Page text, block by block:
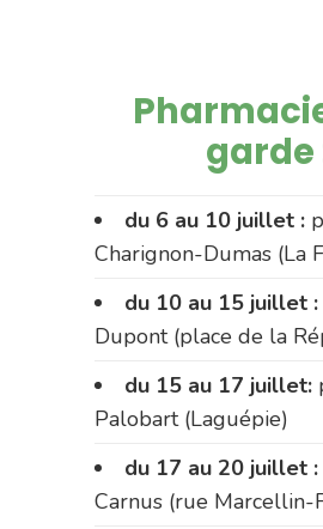
garde
du 6 au 10 juillet :
Charignon-Dumas (La
du 10 au 15 juillet :
Dupont (place de la
du 15 au 17 juillet:
Palobart (Laguépie)
du 17 au 20 juillet :
Carnus (rue Marcellin-